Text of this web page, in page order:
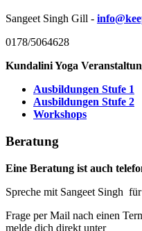
Sangeet Singh Gill -
0178/5064628
Kundalini Yoga
Ausbildungen Stufe 1
Ausbildungen Stufe 2
Workshops
Beratung
Eine Beratung ist auch
Spreche mit Sangeet Singh für
Frage per Mail nach einen
melde dich direkt unter